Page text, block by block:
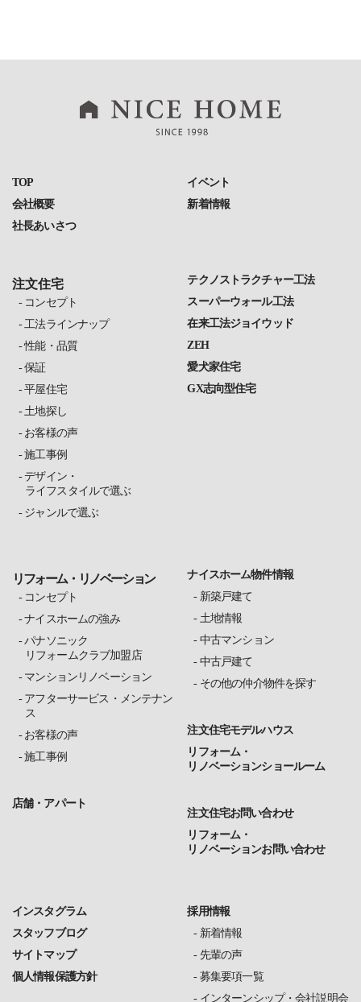
TOP
会社概要
社長あいさつ
イベント
新着情報
注文住宅
コンセプト
工法ラインナップ
性能・品質
保証
平屋住宅
土地探し
お客様の声
施工事例
デザイン・
ライフスタイルで選ぶ
ジャンルで選ぶ
テクノストラクチャー工法
スーパーウォール工法
在来工法ジョイウッド
ZEH
愛犬家住宅
GX志向型住宅
リフォーム・リノベーション
コンセプト
ナイスホームの強み
パナソニック
リフォームクラブ加盟店
マンションリノベーション
アフターサービス・メンテナン
ス
お客様の声
施工事例
店舗・アパート
ナイスホーム物件情報
新築戸建て
土地情報
中古マンション
中古戸建て
その他の仲介物件を探す
注文住宅モデルハウス
リフォーム・
リノベーションショールーム
注文住宅お問い合わせ
リフォーム・
リノベーションお問い合わせ
インスタグラム
スタッフブログ
サイトマップ
個人情報保護方針
採用情報
新着情報
先輩の声
募集要項一覧
インターンシップ・会社説明会